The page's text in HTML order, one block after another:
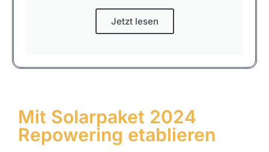
Jetzt lesen
Mit Solarpaket 2024
Repowering etablieren